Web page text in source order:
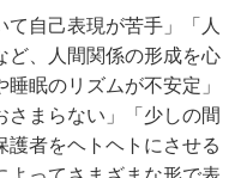
自己表現が苦手」「人
ど、人間関係の形成を心
眠のリズムが不安定」
さまらない」「少しの間
護者をヘトヘトにさせる